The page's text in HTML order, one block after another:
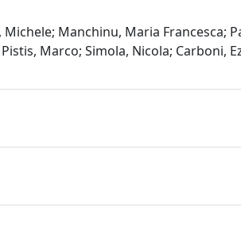
Manchinu, Maria Francesca;
Marco; Simola, Nicola; Carboni,